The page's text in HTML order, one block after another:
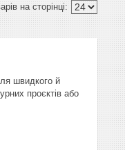
швидкого й
проєктів або